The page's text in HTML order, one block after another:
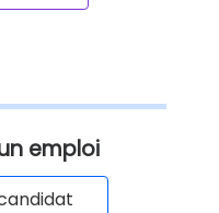
emploi